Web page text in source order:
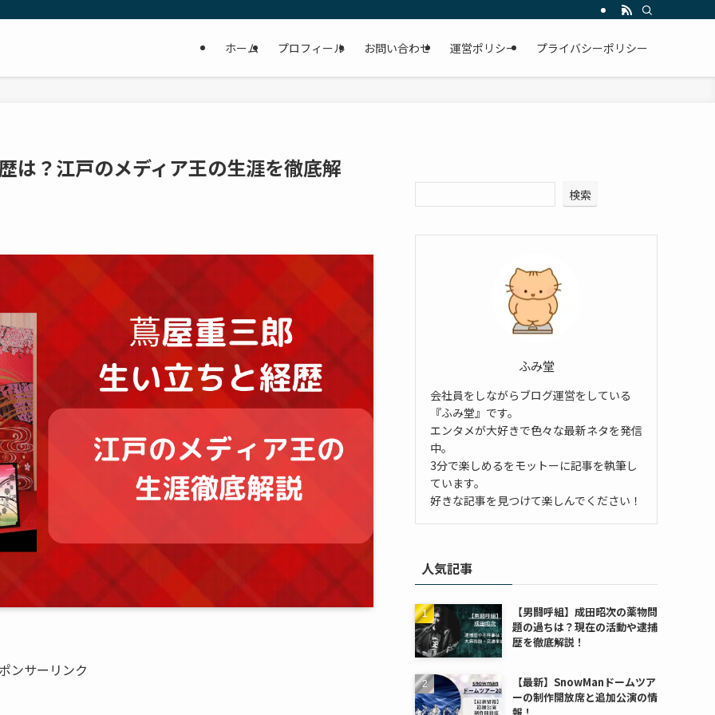
ホーム プロフィール お問い合わせ 運営ポリシー プライバシーポリシー
は？江戸のメディア王の生涯を徹底解
ンサーリンク
検索
ふみ堂
会社員をしながらブログ運営をしている
『ふみ堂』です。
エンタメが大好きで色々な最新ネタを発信
中。
3分で楽しめるをモットーに記事を執筆し
ています。
好きな記事を見つけて楽しんでください！
人気記事
【男闘呼組】成田昭次の薬物問
題の過ちは？現在の活動や逮捕
歴を徹底解説！
【最新】SnowManドームツア
ーの制作開放席と追加公演の情